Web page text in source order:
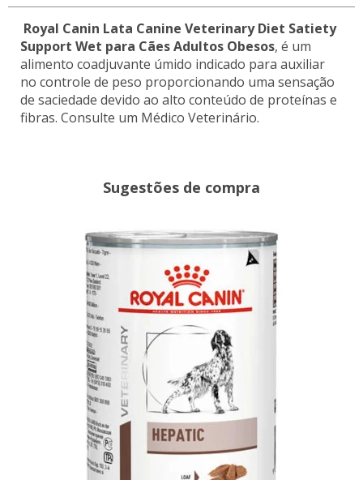
Royal Canin Lata Canine Veterinary Diet Satiety
Support Wet para Cães Adultos Obesos, é um
alimento coadjuvante úmido indicado para auxiliar
no controle de peso proporcionando uma sensação
de saciedade devido ao alto conteúdo de proteínas e
fibras. Consulte um Médico Veterinário.
Sugestões de compra